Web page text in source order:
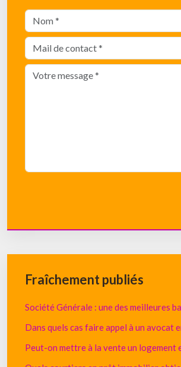
Fraîchement publiés
Société Générale : une des meilleures
Dans quels cas faire appel à un avocat
Peut-on mettre à la vente un logement